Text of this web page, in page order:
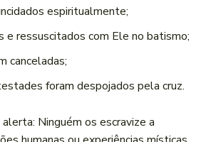
espiritualmente;
e ressuscitados com Ele no batismo;
canceladas;
foram despojados pela cruz.
Ninguém os escravize a